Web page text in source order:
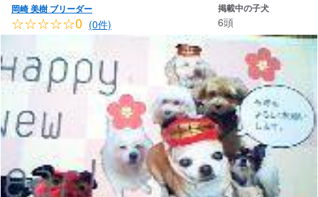
岡崎 美樹 ブリーダー
☆☆☆☆☆0 (0件)
掲載中の子犬
6頭